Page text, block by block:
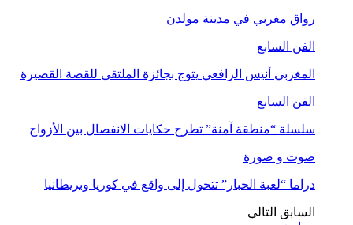
رواق مغربي في مدينة مولدن
الفن السابع
المغربي أنيس الرافعي يتوج بجائزة الملتقى للقصة القصيرة
الفن السابع
سلسلة “منطقة آمنة” تطرح حكايات الانفصال بين الأزواج
صوت و صورة
دراما “لعبة الحبار” تتحول إلى واقع في كوريا وبريطانيا
السابق التالي